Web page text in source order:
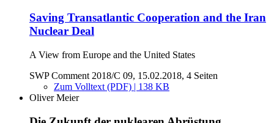
Saving Transatlantic Cooperation and the Iran
Nuclear Deal
A View from Europe and the United States
SWP Comment 2018/C 09, 15.02.2018, 4 Seiten
Zum Volltext (PDF) | 138 KB
Oliver Meier